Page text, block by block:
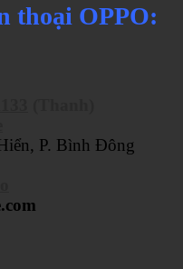
thoại OPPO:
P. Bình Đông